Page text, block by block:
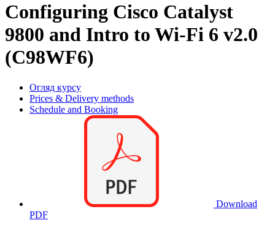
Configuring Cisco Catalyst
9800 and Intro to Wi-Fi 6 v2.0
(C98WF6)
Огляд курсу
Prices & Delivery methods
Schedule and Booking
Download
PDF